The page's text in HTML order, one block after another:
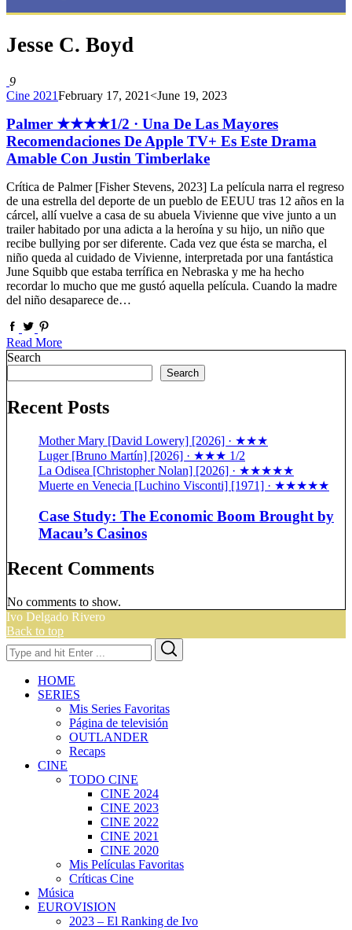
Jesse C. Boyd
9
Cine 2021February 17, 2021<June 19, 2023
Palmer ★★★★1/2 · Una De Las Mayores
Recomendaciones De Apple TV+ Es Este Drama
Amable Con Justin Timberlake
Crítica de Palmer [Fisher Stevens, 2023] La película narra el regreso
de una estrella del deporte de un pueblo de EEUU tras 12 años en la
cárcel, allí vuelve a casa de su abuela Vivienne que vive junto a un
trailer habitado por una adicta a la heroína y su hijo, un niño que
recibe bullying por ser diferente. Cada vez que ésta se marcha, el
niño queda al cuidado de Vivienne, interpretada por una fantástica
June Squibb que estaba terrífica en Nebraska y me ha hecho
recordar lo mucho que me gustó aquella película. Cuando la madre
del niño desaparece de…
Read More
Search
Search
Recent Posts
Mother Mary [David Lowery] [2026] · ★★★
Luger [Bruno Martín] [2026] · ★★★ 1/2
La Odisea [Christopher Nolan] [2026] · ★★★★★
Muerte en Venecia [Luchino Visconti] [1971] · ★★★★★
Case Study: The Economic Boom Brought by
Macau’s Casinos
Recent Comments
No comments to show.
Ivo Delgado Rivero
Back to top
Search
for:
HOME
SERIES
Mis Series Favoritas
Página de televisión
OUTLANDER
Recaps
CINE
TODO CINE
CINE 2024
CINE 2023
CINE 2022
CINE 2021
CINE 2020
Mis Películas Favoritas
Críticas Cine
Música
EUROVISION
2023 – El Ranking de Ivo